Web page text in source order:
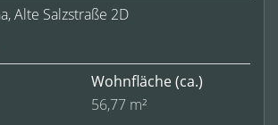
Alte Salzstraße 2D
Wohnfläche(ca.)
56,77 m²